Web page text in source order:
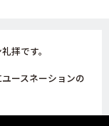
拝です。
ースネーションの